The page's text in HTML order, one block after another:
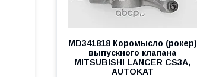
MD341818 Коромысло (рокер)
выпускного клапана
MITSUBISHI LANCER CS3A,
AUTOKAT